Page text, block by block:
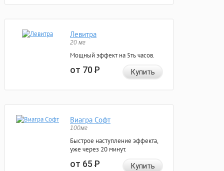
Левитра
20 мг
Мощный эффект на 5ть часов.
от 70Р Купить
Виагра Софт
100мг
Быстрое наступление эффекта,
уже через 20 минут.
от 65Р Купить